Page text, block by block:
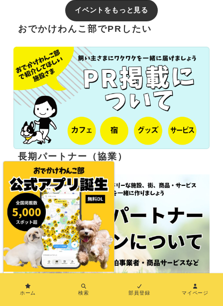
イベントをもっと見る
おでかけわんこ部でPRしたい
長期パートナー（協業）
応援サポーター企業様募集
ホーム 検索 部員登録 マイページ